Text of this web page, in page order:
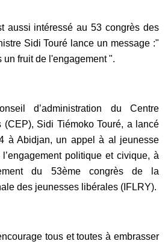
aussi intéressé au 53 congrès des
Sidi Touré lance un message :"
un fruit de l'engagement ".
d’administration du Centre
(CEP), Sidi Tiémoko Touré, a lancé
à Abidjan, un appel à al jeunesse
politique et civique, à
du 53ème congrès de la
des jeunesses libérales (IFLRY).
tous et toutes à embrasser